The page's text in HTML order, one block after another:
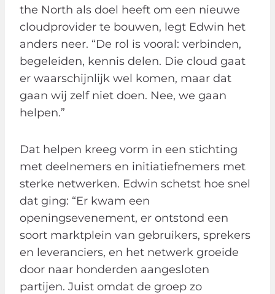
the North als doel heeft om een nieuwe
cloudprovider te bouwen, legt Edwin het
anders neer. “De rol is vooral: verbinden,
begeleiden, kennis delen. Die cloud gaat
er waarschijnlijk wel komen, maar dat
gaan wij zelf niet doen. Nee, we gaan
helpen.”
Dat helpen kreeg vorm in een stichting
met deelnemers en initiatiefnemers met
sterke netwerken. Edwin schetst hoe snel
dat ging: “Er kwam een
openingsevenement, er ontstond een
soort marktplein van gebruikers, sprekers
en leveranciers, en het netwerk groeide
door naar honderden aangesloten
partijen. Juist omdat de groep zo